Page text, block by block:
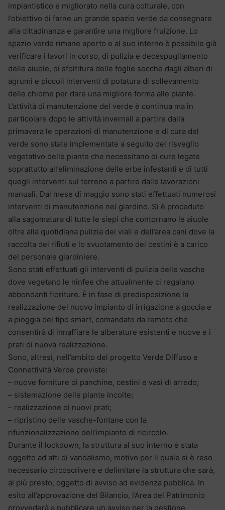
impiantistico e migliorato nella cura colturale, con
l’obiettivo di farne un grande spazio verde da consegnare
alla cittadinanza e garantire una migliore fruizione. Lo
spazio verde rimane aperto e al suo interno è possibile già
verificare i lavori in corso, di pulizia e decespugliamento
delle aiuole, di sfoltitura delle foglie secche dagli alberi di
agrumi e piccoli interventi di potatura di sollevamento
delle chiome per dare una migliore forma alle piante.
L’attività di manutenzione del verde è continua ma in
particolare dopo le attività invernali a partire dalla
primavera le operazioni di manutenzione e di cura del
verde sono state implementate a seguito del risveglio
vegetativo delle piante che necessitano di cure legate
soprattutto all’eliminazione delle erbe infestanti e di tutti
quegli interventi sul terreno a partire dalle lavorazioni
manuali. Dal mese di maggio sono stati effettuati numerosi
interventi di manutenzione nel giardino. Si è proceduto
alla sagomatura di tutte le siepi che contornano le aiuole
oltre alla quotidiana pulizia dei viali e dell’area cani dove la
raccolta dei rifiuti e lo svuotamento dei cestini è a carico
del personale giardiniere.
Sono stati effettuati gli interventi di pulizia delle vasche
dove vegetano le ninfee che attualmente ci regalano
abbondanti fioriture. È in fase di predisposizione la
realizzazione del nuovo impianto di irrigazione a goccia e
a pioggia del tipo smart, comandato da remoto che
consentirà di innaffiare le alberature esistenti e nuove e i
prati di nuova realizzazione.
Sono, altresì, nell’ambito del progetto Verde Diffuso e
Connettività Verde previste:
– nuove forniture di panchine, cestini e vasi di arredo;
– sistemazione delle piante incolte;
– realizzazione di nuovi prati;
– ripristino delle vasche-fontane con la
rifunzionalizzazione dell’impianto di ricircolo.
Durante il lockdown, la struttura al suo interno è stata
oggetto ad atti di vandalismo, motivo per il quale si è reso
necessario circoscrivere e delimitare la struttura che sarà,
al più presto, oggetto di avviso ad evidenza pubblica. In
esito all’approvazione del Bilancio, l’Area del Patrimonio
provvederà a pubblicare un avviso per la gestione